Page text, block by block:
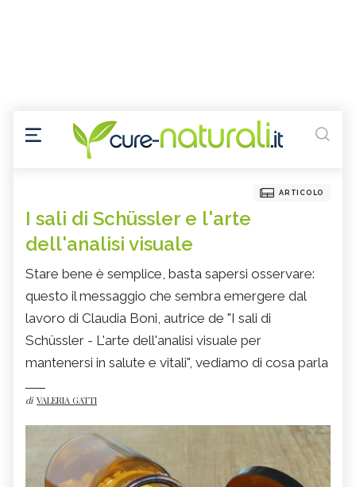
ARTICOLO
I sali di Schüssler e l'arte
dell'analisi visuale
Stare bene è semplice, basta sapersi osservare:
questo il messaggio che sembra emergere dal
lavoro di Claudia Boni, autrice de "I sali di
Schüssler - L'arte dell'analisi visuale per
mantenersi in salute e vitali", vediamo di cosa parla
di VALERIA GATTI